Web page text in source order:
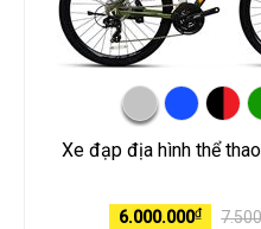
Xe đạp địa hình thể
6.000.000₫